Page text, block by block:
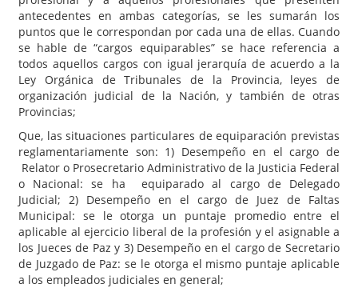
antecedentes en ambas categorías, se les sumarán los
puntos que le correspondan por cada una de ellas. Cuando
se hable de “cargos equiparables” se hace referencia a
todos aquellos cargos con igual jerarquía de acuerdo a la
Ley Orgánica de Tribunales de la Provincia, leyes de
organización judicial de la Nación, y también de otras
Provincias;
Que, las situaciones particulares de equiparación previstas
reglamentariamente son: 1) Desempeño en el cargo de
Relator o Prosecretario Administrativo de la Justicia Federal
o Nacional: se ha equiparado al cargo de Delegado
Judicial; 2) Desempeño en el cargo de Juez de Faltas
Municipal: se le otorga un puntaje promedio entre el
aplicable al ejercicio liberal de la profesión y el asignable a
los Jueces de Paz y 3) Desempeño en el cargo de Secretario
de Juzgado de Paz: se le otorga el mismo puntaje aplicable
a los empleados judiciales en general;